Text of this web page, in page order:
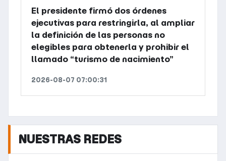
El presidente firmó dos órdenes
ejecutivas para restringirla, al ampliar
la definición de las personas no
elegibles para obtenerla y prohibir el
llamado “turismo de nacimiento”
2026-08-07 07:00:31
NUESTRAS REDES